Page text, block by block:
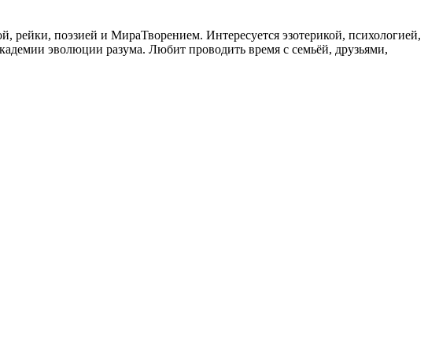
рейки, поэзией и МираТворением. Интересуется эзотерикой, психологией,
эволюции разума. Любит проводить время с семьёй, друзьями,